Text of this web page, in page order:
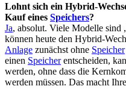
Lohnt sich ein Hybrid-
Kauf eines Speichers?
Ja, absolut. Viele Modelle sind
können heute den Hybrid-
Anlage zunächst ohne Speicher
einen Speicherentscheiden,
werden, ohne dass die
werden müssen. Das macht